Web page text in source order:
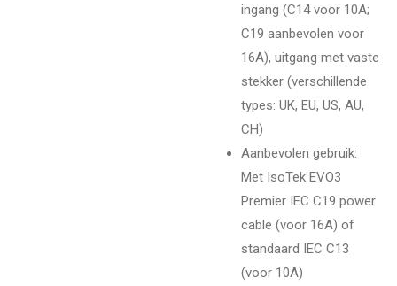
ingang (C14 voor 10A;
C19 aanbevolen voor
16A), uitgang met vaste
stekker (verschillende
types: UK, EU, US, AU,
CH)
Aanbevolen gebruik:
Met IsoTek EVO3
Premier IEC C19 power
cable (voor 16A) of
standaard IEC C13
(voor 10A)